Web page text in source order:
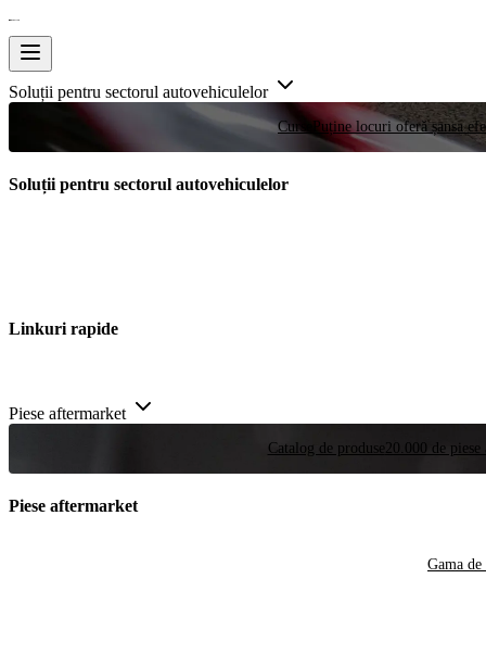
Soluții pentru sectorul autovehiculelor
Curse Puține locuri oferă șansa
Soluții pentru sectorul autovehiculelor
Linkuri rapide
Piese aftermarket
Catalog de produse 20.000 de
Piese aftermarket
Gama de